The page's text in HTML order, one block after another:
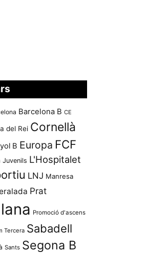
Barcelona B CE
del Rei Cornellà
B Europa FCF
Juvenils L'Hospitalet
LNJ Manresa
Prat
Promoció d'ascens
Tercera Sabadell
Sants Segona B